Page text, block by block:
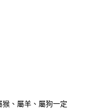
懂體貼」。
、屬羊、屬狗一定